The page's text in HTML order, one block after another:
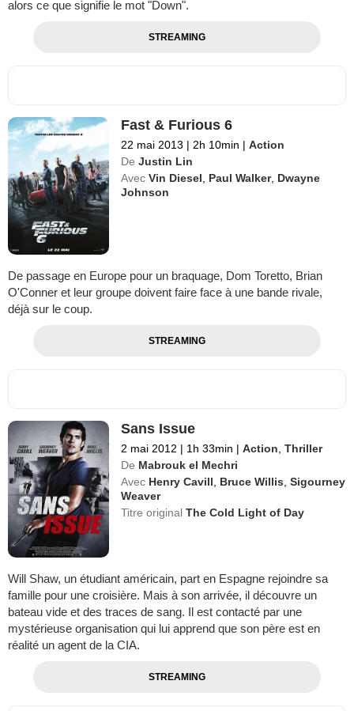
alors ce que signifie le mot "Down".
STREAMING
Fast & Furious 6
22 mai 2013 | 2h 10min | Action
De Justin Lin
Avec Vin Diesel Paul Walker, Dwayne
Johnson
De passage en Europe pour un braquage, Dom Toretto, Brian
O'Conner et leur groupe doivent faire face à une bande rivale,
déjà sur le coup.
STREAMING
Sans Issue
2 mai 2012 | 1h 33min | Action ,Thriller
De Mabrouk el Mechri
Avec Henry Cavill Bruce Willis ,Sigourney
Weaver
Titre originalThe Cold Light of Day
Will Shaw, un étudiant américain, part en Espagne rejoindre sa
famille pour une croisière. Mais à son arrivée, il découvre un
bateau vide et des traces de sang. Il est contacté par une
mystérieuse organisation qui lui apprend que son père est en
réalité un agent de la CIA.
STREAMING